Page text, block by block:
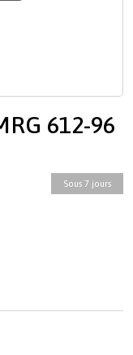
612-96
Sous 7 jours